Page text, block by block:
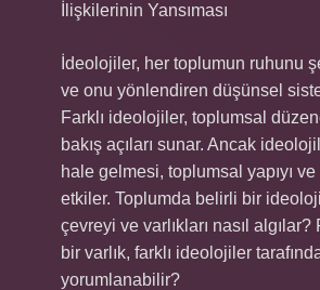
İlişkilerinin Yansıması
İdeolojiler, her toplumun ruhunu
ve onu yönlendiren düşünsel
Farklı ideolojiler, toplumsal
bakış açıları sunar. Ancak
hale gelmesi, toplumsal yapıyı ve
etkiler. Toplumda belirli bir
çevreyi ve varlıkları nasıl algılar?
bir varlık, farklı ideolojiler
yorumlanabilir?